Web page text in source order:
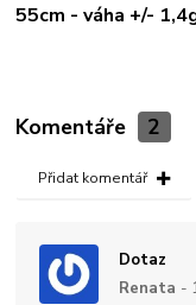
55cm - váha +/-
Komentáře 2
Přidat komentář
Dotaz
Renata